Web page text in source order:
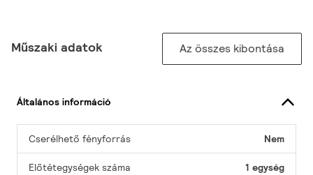
Műszaki adatok Az összes kibontása
Általános információ
Cserélhető fényforrás Nem
Előtétegységek száma 1 egység